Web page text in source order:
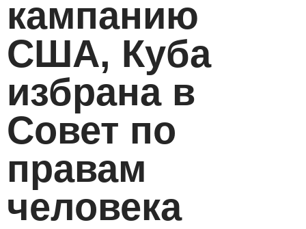
кампанию
США, Куба
избрана в
Совет по
правам
человека